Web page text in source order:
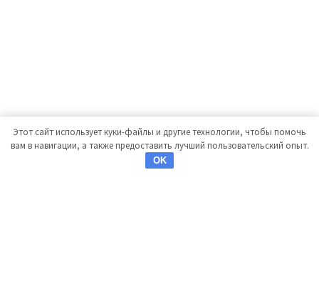
Этот сайт использует куки-файлы и другие технологии, чтобы помочь
вам в навигации, а также предоставить лучший пользовательский опыт.
OK